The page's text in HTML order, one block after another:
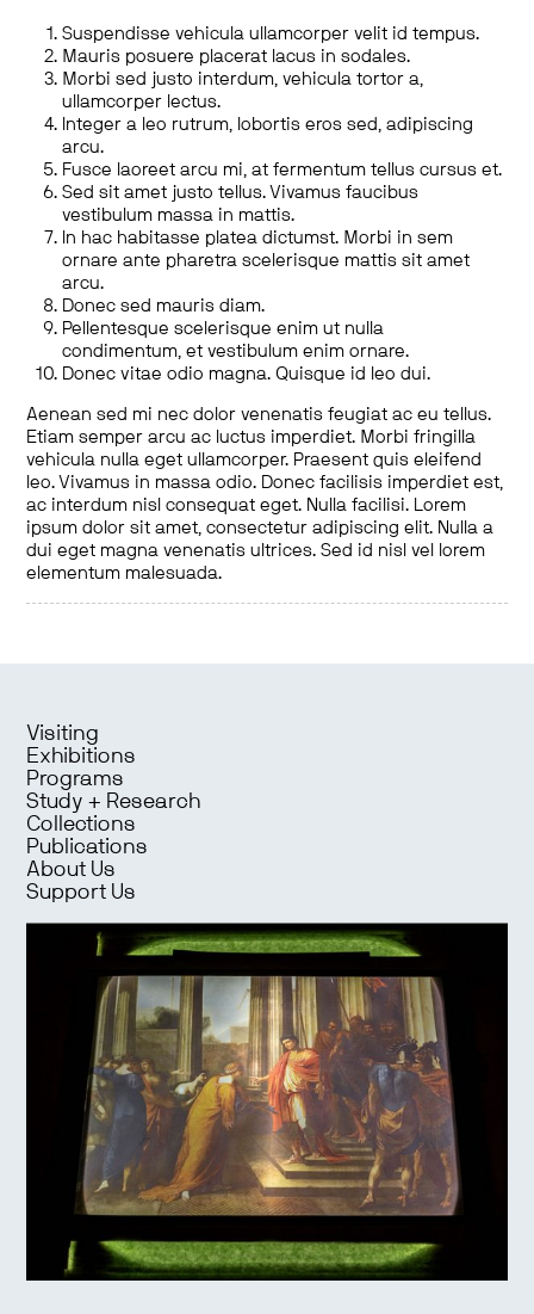
Suspendisse vehicula ullamcorper velit id tempus.
Mauris posuere placerat lacus in sodales.
Morbi sed justo interdum, vehicula tortor a,
ullamcorper lectus.
Integer a leo rutrum, lobortis eros sed, adipiscing
arcu.
Fusce laoreet arcu mi, at fermentum tellus cursus et.
Sed sit amet justo tellus. Vivamus faucibus
vestibulum massa in mattis.
In hac habitasse platea dictumst. Morbi in sem
ornare ante pharetra scelerisque mattis sit amet
arcu.
Donec sed mauris diam.
Pellentesque scelerisque enim ut nulla
condimentum, et vestibulum enim ornare.
Donec vitae odio magna. Quisque id leo dui.
Aenean sed mi nec dolor venenatis feugiat ac eu tellus.
Etiam semper arcu ac luctus imperdiet. Morbi fringilla
vehicula nulla eget ullamcorper. Praesent quis eleifend
leo. Vivamus in massa odio. Donec facilisis imperdiet est,
ac interdum nisl consequat eget. Nulla facilisi. Lorem
ipsum dolor sit amet, consectetur adipiscing elit. Nulla a
dui eget magna venenatis ultrices. Sed id nisl vel lorem
elementum malesuada.
Visiting
Exhibitions
Programs
Study + Research
Collections
Publications
About Us
Support Us